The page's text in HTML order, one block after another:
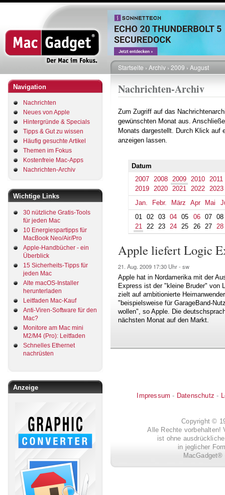
Direkt
zum
Inhalt
Navigation
Nachrichten
Neues von Apple
Hintergründe & Specials
Tipps & Gut zu wissen
Häufig gesuchte Artikel
Themen im Fokus
Kostenfreie Mac-Apps
Nachrichten-Archiv
Wichtige Links
30 nützliche Gratis-Tools
für jeden Mac
10 Energiespartipps für
MacBook Neo/Air/Pro
Apple-Handbücher - ein
Überblick
15 Sicherheits-Tipps für
jeden Mac
Alte macOS-Installer
herunterladen
Leitfaden Mac-Kauf
Anti-Viren-Software für den
Mac?
Monitore am Mac mini
M2/M4 (Pro): Leitfaden
Schnelles Ethernet
nachrüsten
Anzeige
Pfadnavigation
Startseite Archiv 2009 August
Nachrichten-Archiv
Zum Zugriff auf das
gewünschten Monat aus.
Monats dargestellt. Durch Klick auf
anzeigen lassen.
Datum
2007
2008 2009 2010
2011
2019
2020 2021 2022
2023
Jan.
Febr. März Apr Mai
01
02 03 04 05 06 07
08
21
22 23 24 25 26 27 28
Apple liefert Logic
21. Aug. 2009 17:30 Uhr - sw
Apple hat in Nordamerika mit der
Express ist der "kleine Bruder" von
zielt auf ambitionierte
"beispielsweise für GarageBand-
wollen", so Apple. Die
nächsten Monat auf den Markt.
Impressum - Datenschutz -
Copyright ©
Alle Rechte vorbehalten!
ist ohne
in jeglicher
MacGadget®